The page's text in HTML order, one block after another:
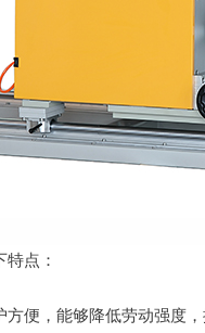
点：
方便，能够降低劳动强度，